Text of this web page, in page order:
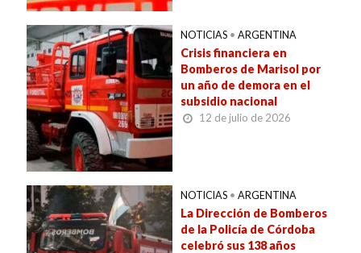
NOTICIAS • ARGENTINA
Crisis financiera en
Bomberos de Marisol por
un año de demora en el
subsidio nacional
12 de julio de 2026
NOTICIAS • ARGENTINA
La Dirección de Bomberos
de la Policía de Córdoba
celebró sus 138 años